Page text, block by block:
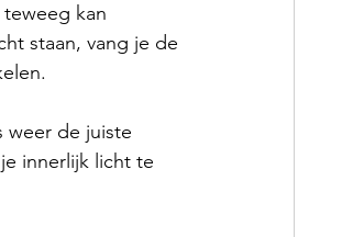
kan
staan, vang je de
weer de juiste
innerlijk licht te